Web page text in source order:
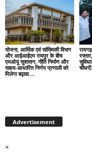
योजना, आर्थिक एवं सांख्यिकी विभाग
और आईआईएम रायपुर के बीच
एमओयू सुशासन, नीति निर्माण और
साक्ष्य-आधारित निर्णय प्रणाली को
मिलेगा बढ़ावा….
Advertisement
×